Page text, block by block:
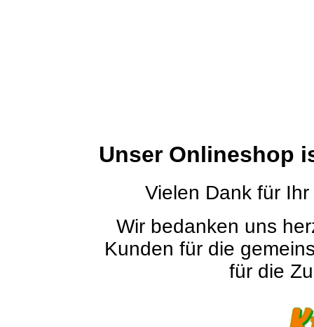
Unser Onlineshop
Vielen Dank für
Wir bedanken uns
Kunden für die
für die